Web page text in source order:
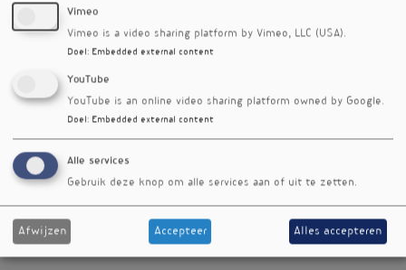
Kantoormenu
Voedingsgeneeskunde
Media Medica
Adverteren
Aanleverspecificaties advertenties
Disclaimer
Privacy beleid
Website
Kantoormenu
-
voorwaarden
Algemene voorwaarden bezoekers
Algemene voorwaarden exposanten
Vimeo
Vimeo is a video sharing platform by Vimeo, LLC (USA).
Doel : Embedded external content
YouTube
YouTube is an online video sharing platform owned by Google.
Doel : Embedded external content
Alle services
Gebruik deze knop om alle services aan of uit te zetten.
Afwijzen Accepteer Alles accepteren